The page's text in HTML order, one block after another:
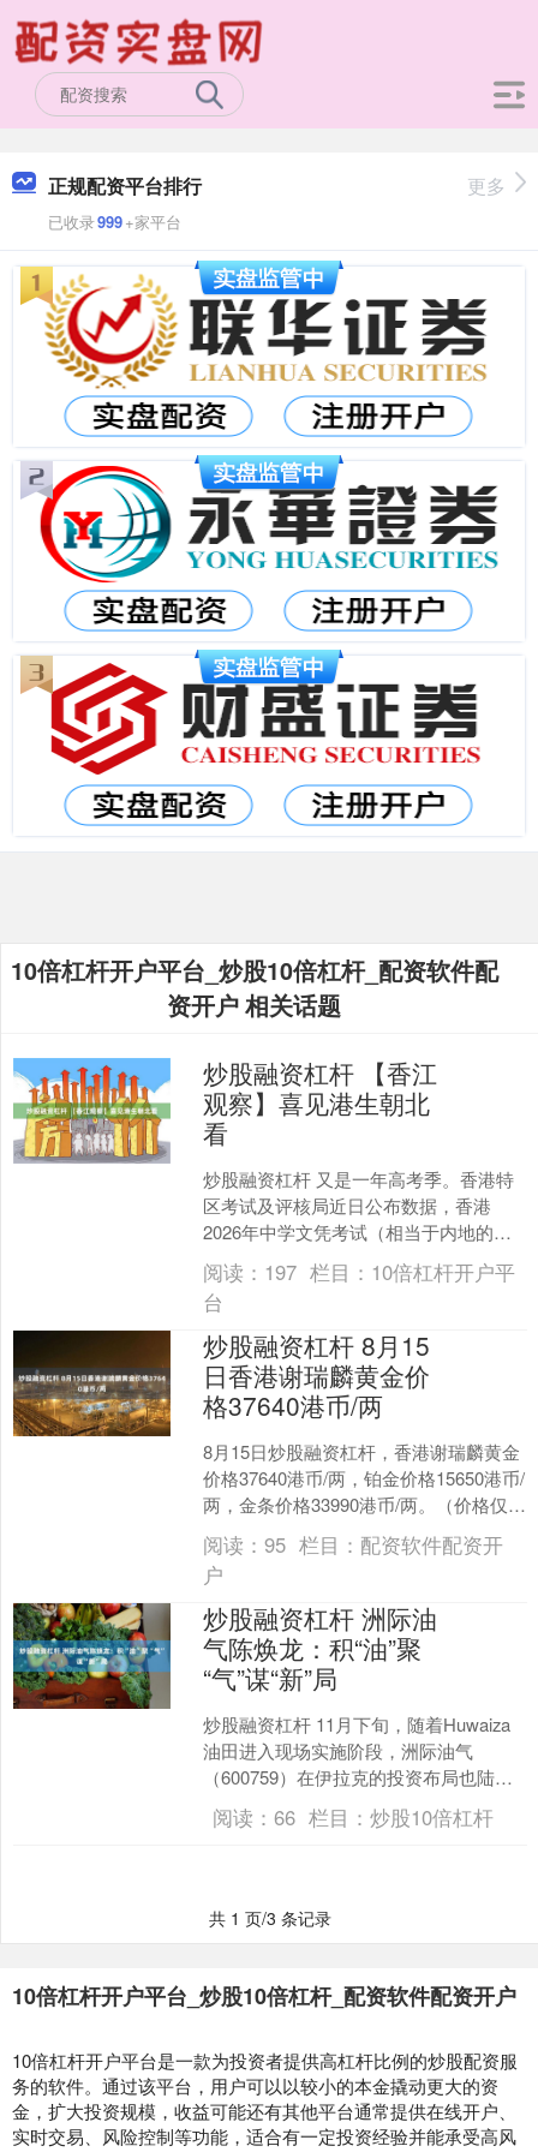
正规配资平台排行
已收录999+家平台
更多
10倍杠杆开户平台_炒股10倍杠杆_配资软件配
资开户 相关话题
炒股融资杠杆 【香江
观察】喜见港生朝北
看
炒股融资杠杆 又是一年高考季。香港特
区考试及评核局近日公布数据，香港
2026年中学文凭考试（相当于内地的高
考）共有58487名考生报考，有超过4500
名考生报名....
阅读： 197 栏目： 10倍杠杆开户平
台
炒股融资杠杆 8月15
日香港谢瑞麟黄金价
格37640港币/两
8月15日炒股融资杠杆，香港谢瑞麟黄金
价格37640港币/两，铂金价格15650港币/
两，金条价格33990港币/两。（价格仅供
参考，以门店实际为准）同日上海黄....
阅读：95 栏目： 配资软件配资开
户
炒股融资杠杆 洲际油
气陈焕龙：积“油”聚
“气”谋“新”局
炒股融资杠杆 11月下旬，随着Huwaiza
油田进入现场实施阶段，洲际油气
（600759）在伊拉克的投资布局也陆续
进入收获期。 “Huwaiza和Naft Kh....
阅读： 66 栏目： 炒股10倍杠杆
共 1 页/3 条记录
10倍杠杆开户平台_炒股10倍杠杆_配资软件配资开户
10倍杠杆开户平台是一款为投资者提供高杠杆比例的炒股配资服
务的软件。通过该平台，用户可以以较小的本金撬动更大的资
金，扩大投资规模，收益可能还有其他平台通常提供在线开户、
实时交易、风险控制等功能，适合有一定投资经验并能承受高风